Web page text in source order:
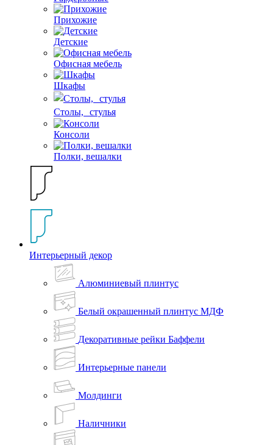
Прихожие
Детские
Офисная мебель
Шкафы
Столы, стулья
Консоли
Полки, вешалки
Интерьерный декор
Алюминиевый плинтус
Белый окрашенный плинтус МДФ
Декоративные рейки Баффели
Интерьерные панели
Молдинги
Наличники